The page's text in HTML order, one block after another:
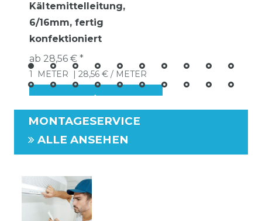
Kältemittelleitung,
6/16mm, fertig
konfektioniert
ab 28,56 € *
1 METER | 28,56 € / METER
MONTAGESERVICE
ALLE ANSEHEN